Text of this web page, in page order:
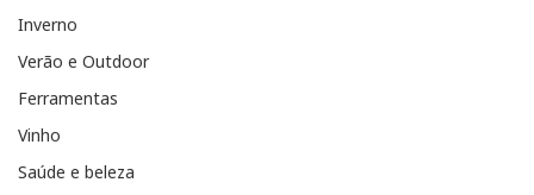
Inverno
Verão e Outdoor
Ferramentas
Vinho
Saúde e beleza